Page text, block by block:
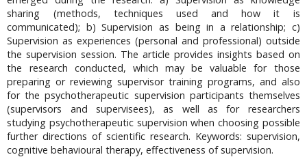
sharing (methods, techniques used and how it is
communicated); b) Supervision as being in a relationship; c)
Supervision as experiences (personal and professional) outside
the supervision session. The article provides insights based on
the research conducted, which may be valuable for those
preparing or reviewing supervisor training programs, and also
for the psychotherapeutic supervision participants themselves
(supervisors and supervisees), as well as for researchers
studying psychotherapeutic supervision when choosing possible
further directions of scientific research. Keywords: supervision,
cognitive behavioural therapy, effectiveness of supervision.